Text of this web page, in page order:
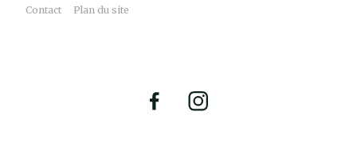
Contact
Plan du site